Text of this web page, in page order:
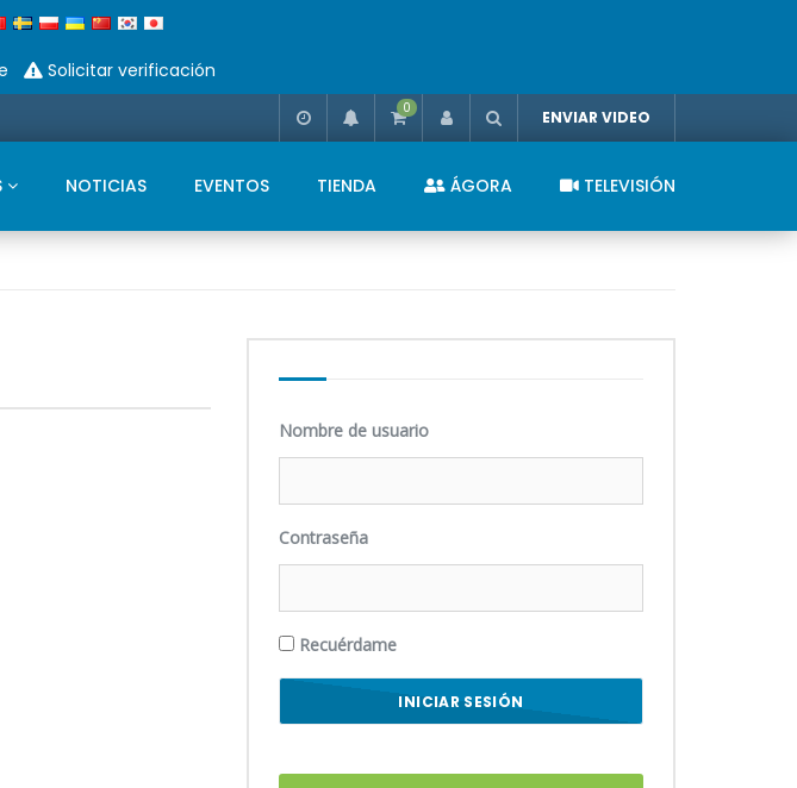
Solicitar verificación
0 ENVIAR VIDEO
NOTICIAS EVENTOS TIENDA ÁGORA TELEVISIÓN
Nombre de usuario
Contraseña
Recuérdame